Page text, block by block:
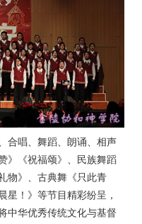
合唱、舞蹈、朗诵、相声
》《祝福颂》、民族舞蹈
物》、古典舞《只此青
星！》等节目精彩纷呈，
中华优秀传统文化与基督